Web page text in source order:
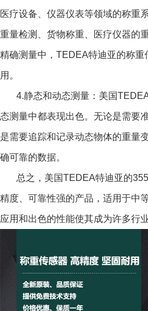
医疗设备、仪器仪表等领域的称重
重量检测、货物称重、医疗仪器的
精确测量中，TEDEA特迪亚的称
用。
4.静态和动态测量：美国
态测量中都表现出色。无论是需要
是需要追踪和记录动态物体的重量
确可靠的数据。
总之，美国TEDEA特迪亚的
精度、可靠性强的产品，适用于中
应用和出色的性能使其成为许多行